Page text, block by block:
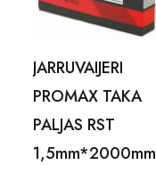
JARRUVAIJERI
PROMAX TAKA
PALJAS RST
1,5mm*2000mm